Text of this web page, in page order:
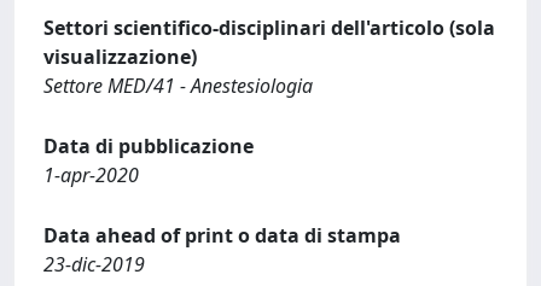
Settori scientifico-disciplinari dell'articolo (sola
visualizzazione)
Settore MED/41 - Anestesiologia
Data di pubblicazione
1-apr-2020
Data ahead of print o data di stampa
23-dic-2019